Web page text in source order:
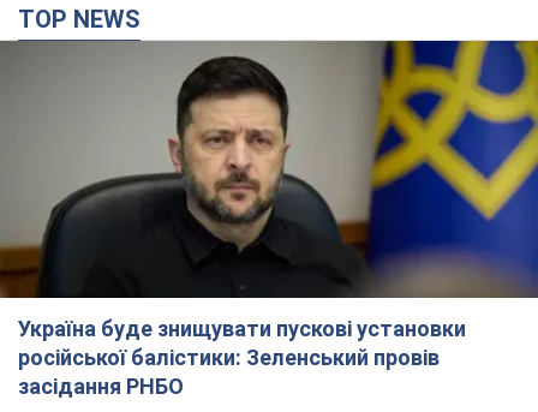
TOP NEWS
Україна буде знищувати пускові установки
російської балістики: Зеленський провів
засідання РНБО